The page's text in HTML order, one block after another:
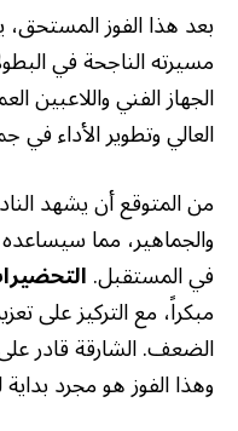
بعد هذا الفوز
مسيرته الناجحة في
الجهاز الفني
العالي وتطوير الأداء في
من المتوقع أن يشهد
والجماهير، مما
في المستقبل.
مبكراً، مع التركيز على
الضعف. الشارقة قادر
وهذا الفوز هو مجرد